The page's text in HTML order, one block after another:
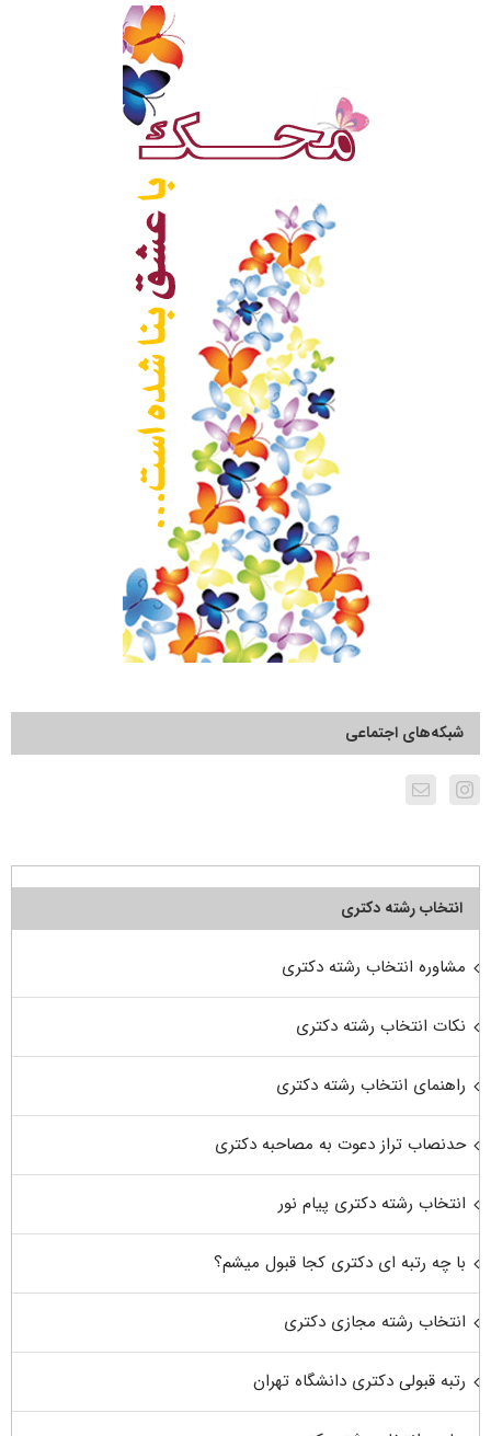
شبکه‌های اجتماعی
انتخاب رشته دکتری
مشاوره انتخاب رشته دکتری
نکات انتخاب رشته دکتری
راهنمای انتخاب رشته دکتری
حدنصاب تراز دعوت به مصاحبه دکتری
انتخاب رشته دکتری پیام نور
با چه رتبه ای دکتری کجا قبول میشم؟
انتخاب رشته مجازی دکتری
رتبه قبولی دکتری دانشگاه تهران